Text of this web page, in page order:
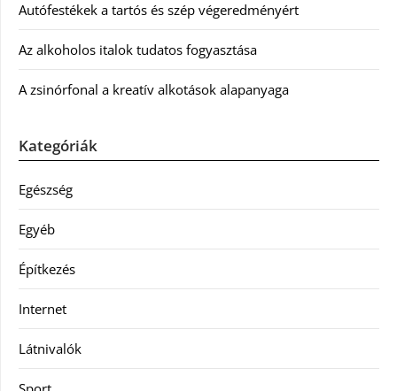
Autófestékek a tartós és szép végeredményért
Az alkoholos italok tudatos fogyasztása
A zsinórfonal a kreatív alkotások alapanyaga
Kategóriák
Egészség
Egyéb
Építkezés
Internet
Látnivalók